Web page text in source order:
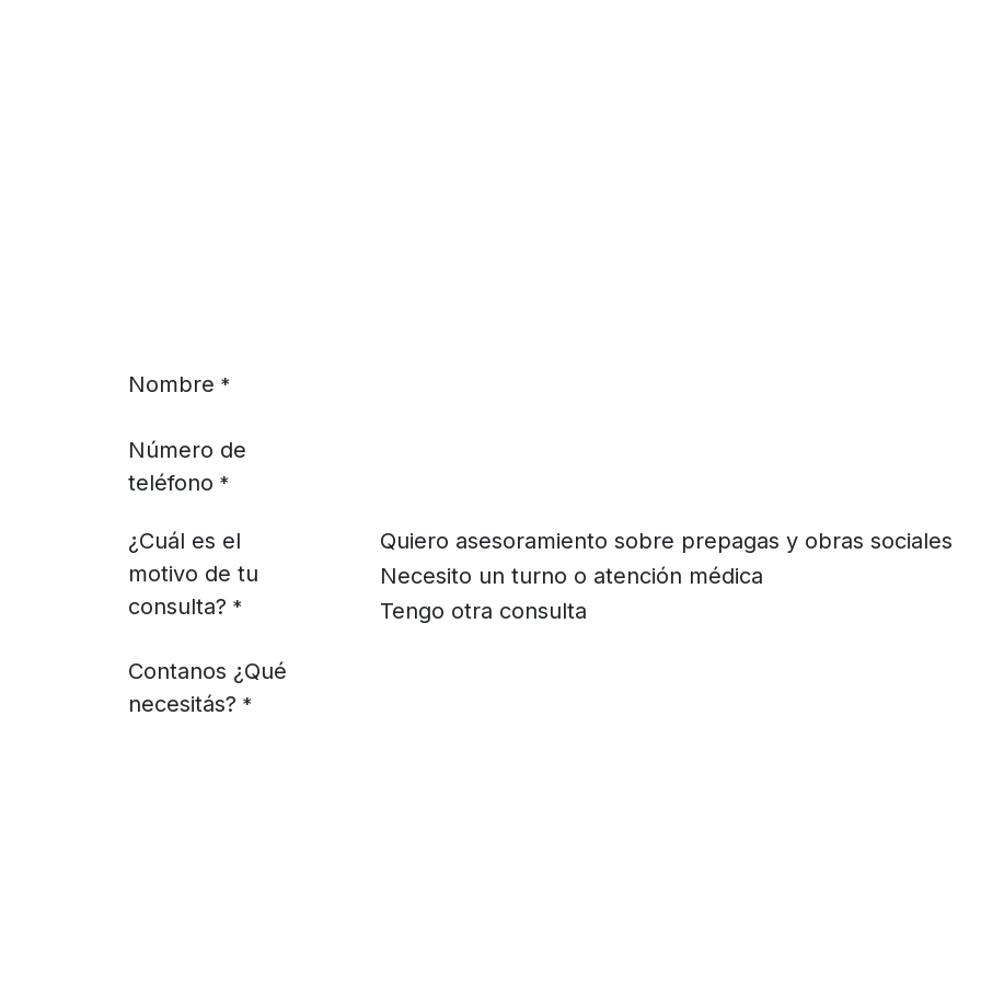
Nombre *
Número de
teléfono *
¿Cuál es el
motivo de tu
consulta? *
Quiero asesoramiento sobre prepagas y obras sociales
Necesito un turno o atención médica
Tengo otra consulta
Contanos ¿Qué
necesitás? *